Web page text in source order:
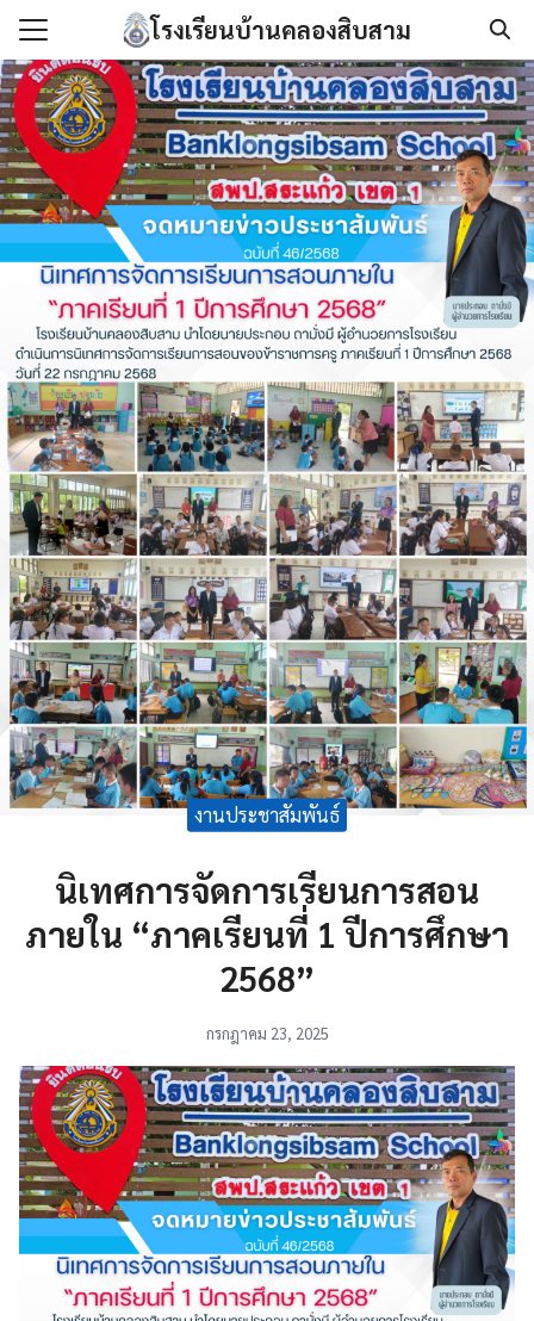
Skip
content
โรงเรียนบ้านคลองสิบสาม
ก
เรา
กันการทุจริต
ลยีสารสนเทศ
กสาร
า
Search
for:
งานประชาสัมพันธ์
นิเทศการจัดการเรียนการสอน
ภายใน “ภาคเรียนที่ 1 ปีการศึกษา
2568”
กรกฎาคม 23, 2025